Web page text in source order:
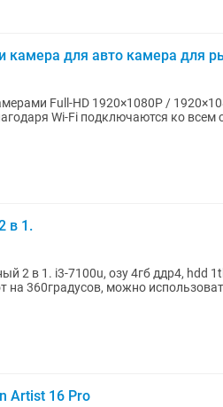
камера для авто камера для
подходят
Wi-Fi подключаются ко всем
в 1.
2 в 1. i3-7100u, озу 4гб ддр4, hdd
на 360градусов, можно
Artist 16 Pro